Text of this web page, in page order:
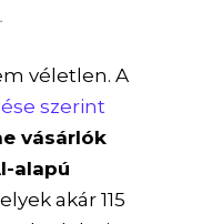
véletlen. A
szerint
vásárlók
alapú
akár 115